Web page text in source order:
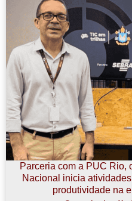
Parceria com a PUC Rio,
Nacional inicia
produtividade na